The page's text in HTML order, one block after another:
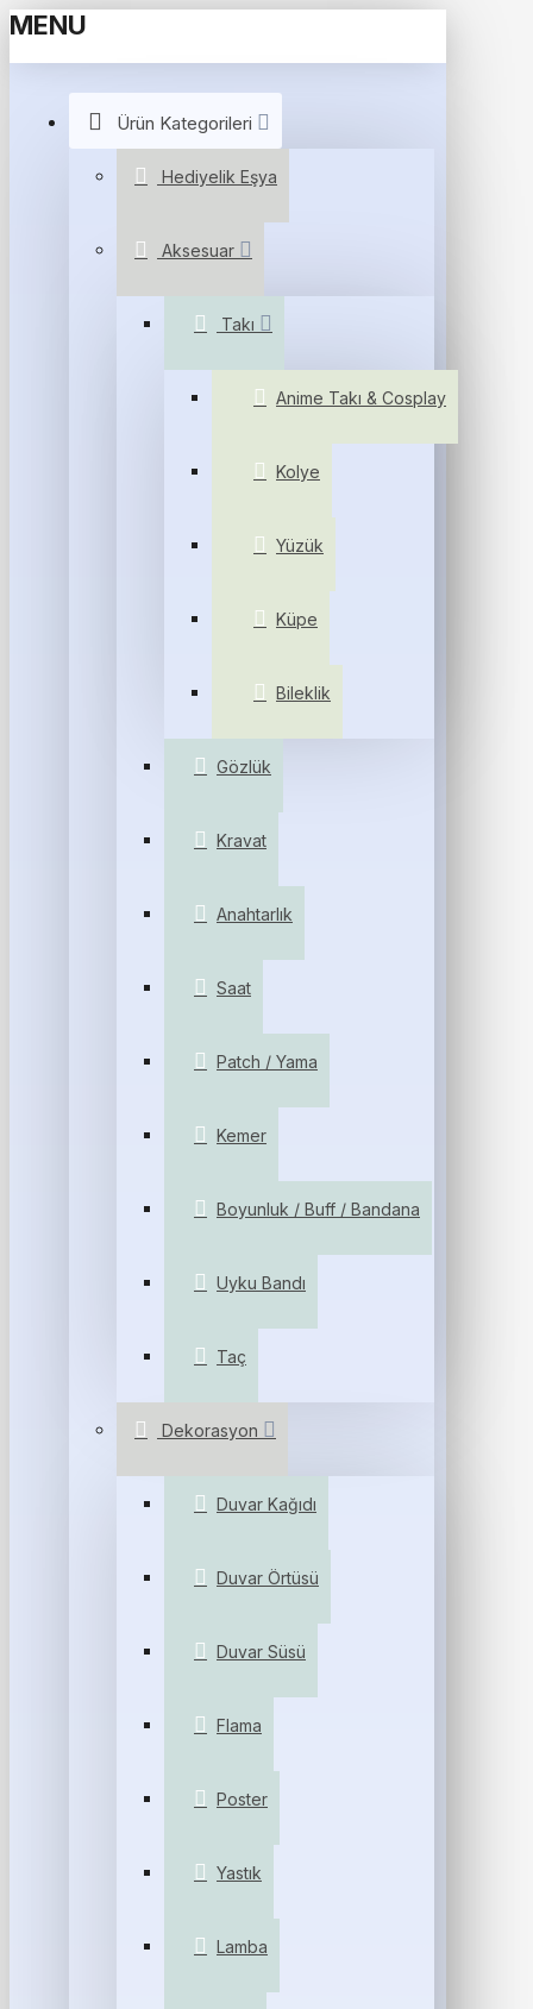
MENU
Ürün Kategorileri
Hediyelik Eşya
Aksesuar
Takı
Anime Takı & Cosplay
Kolye
Yüzük
Küpe
Bileklik
Gözlük
Kravat
Anahtarlık
Saat
Patch / Yama
Kemer
Boyunluk / Buff / Bandana
Uyku Bandı
Taç
Dekorasyon
Duvar Kağıdı
Duvar Örtüsü
Duvar Süsü
Flama
Poster
Yastık
Lamba